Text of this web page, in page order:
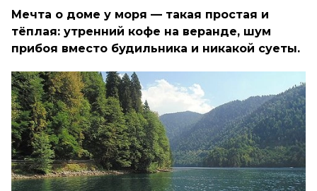
Мечта о доме у моря — такая простая и
тёплая: утренний кофе на веранде, шум
прибоя вместо будильника и никакой суеты.